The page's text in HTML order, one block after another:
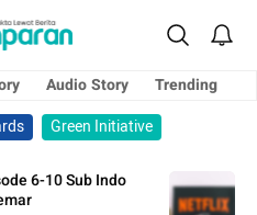
Audio Story
Trending
Green Initiative
6-10 Sub Indo